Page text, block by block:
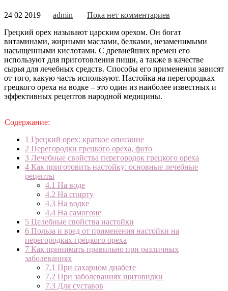
24 02 2019 admin
Пока нет комментариев
Грецкий орех называют царским орехом. Он богат
витаминами, жирными маслами, белками, незаменимыми
насыщенными кислотами. С древнейших времен его
используют для приготовления пищи, а также в качестве
сырья для лечебных средств. Способы его применения зависят
от того, какую часть используют. Настойка на перегородках
грецкого ореха на водке – это один из наиболее известных и
эффективных рецептов народной медицины.
Содержание:
1 Грецкий орех: краткое описание
2 Перегородки грецкого ореха, фото
3 Лечебные свойства перегородок грецкого ореха
4 Как приготовить настойку: основные лечебные
рецепты
4.1 На воде
4.2 На спирту
4.3 На водке
4.4 На самогоне
5 Целебные свойства настойки
6 Польза и вред от применения настойки на
перегородках грецкого ореха
7 Как принимать правильно при различных
заболеваниях
7.1 При сахарном диабете
7.2 При заболеваниях щитовидки
7.3 Для суставов